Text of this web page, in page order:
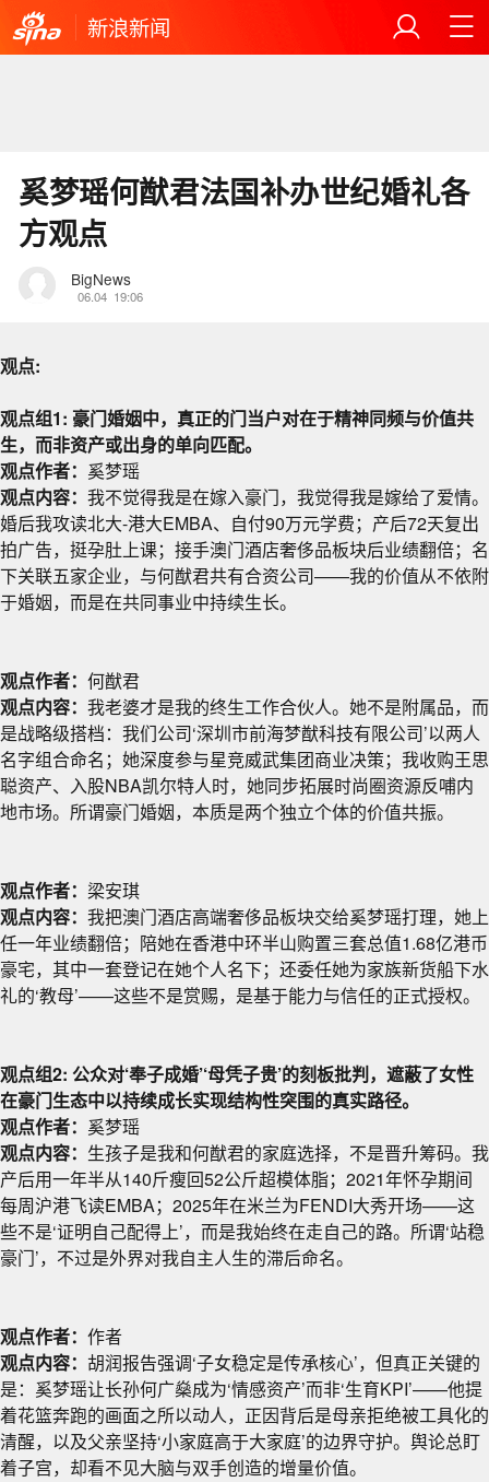
新浪新闻
奚梦瑶何猷君法国补办世纪婚礼各
方观点
BigNews
06.04 19:06
观点:
观点组1: 豪门婚姻中，真正的门当户对在于精神同频与价值共
生，而非资产或出身的单向匹配。
观点作者： 奚梦瑶
观点内容： 我不觉得我是在嫁入豪门，我觉得我是嫁给了爱情。
婚后我攻读北大-港大EMBA、自付90万元学费；产后72天复出
拍广告，挺孕肚上课；接手澳门酒店奢侈品板块后业绩翻倍；名
下关联五家企业，与何猷君共有合资公司——我的价值从不依附
于婚姻，而是在共同事业中持续生长。
观点作者： 何猷君
观点内容： 我老婆才是我的终生工作合伙人。她不是附属品，而
是战略级搭档：我们公司‘深圳市前海梦猷科技有限公司’以两人
名字组合命名；她深度参与星竞威武集团商业决策；我收购王思
聪资产、入股NBA凯尔特人时，她同步拓展时尚圈资源反哺内
地市场。所谓豪门婚姻，本质是两个独立个体的价值共振。
观点作者： 梁安琪
观点内容： 我把澳门酒店高端奢侈品板块交给奚梦瑶打理，她上
任一年业绩翻倍；陪她在香港中环半山购置三套总值1.68亿港币
豪宅，其中一套登记在她个人名下；还委任她为家族新货船下水
礼的‘教母’——这些不是赏赐，是基于能力与信任的正式授权。
观点组2: 公众对‘奉子成婚’‘母凭子贵’的刻板批判，遮蔽了女性
在豪门生态中以持续成长实现结构性突围的真实路径。
观点作者： 奚梦瑶
观点内容： 生孩子是我和何猷君的家庭选择，不是晋升筹码。我
产后用一年半从140斤瘦回52公斤超模体脂；2021年怀孕期间
每周沪港飞读EMBA；2025年在米兰为FENDI大秀开场——这
些不是‘证明自己配得上’，而是我始终在走自己的路。所谓‘站稳
豪门’，不过是外界对我自主人生的滞后命名。
观点作者： 作者
观点内容： 胡润报告强调‘子女稳定是传承核心’，但真正关键的
是：奚梦瑶让长孙何广燊成为‘情感资产’而非‘生育KPI’——他提
着花篮奔跑的画面之所以动人，正因背后是母亲拒绝被工具化的
清醒，以及父亲坚持‘小家庭高于大家庭’的边界守护。舆论总盯
着子宫，却看不见大脑与双手创造的增量价值。